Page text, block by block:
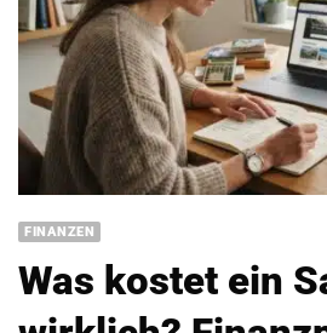
FINANZEN
Was kostet ein